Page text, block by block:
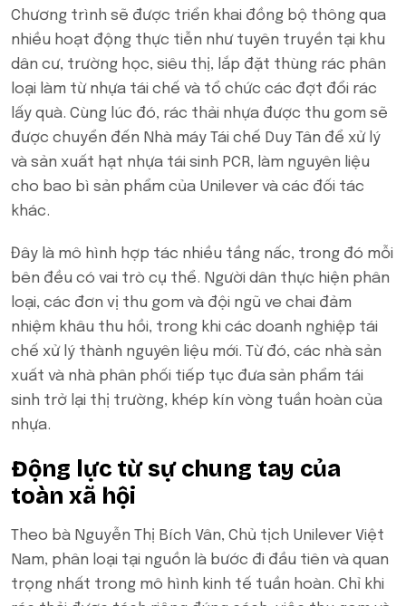
Chương trình sẽ được triển khai đồng bộ thông qua
nhiều hoạt động thực tiễn như tuyên truyền tại khu
dân cư, trường học, siêu thị, lắp đặt thùng rác phân
loại làm từ nhựa tái chế và tổ chức các đợt đổi rác
lấy quà. Cùng lúc đó, rác thải nhựa được thu gom sẽ
được chuyển đến Nhà máy Tái chế Duy Tân để xử lý
và sản xuất hạt nhựa tái sinh PCR, làm nguyên liệu
cho bao bì sản phẩm của Unilever và các đối tác
khác.
Đây là mô hình hợp tác nhiều tầng nấc, trong đó mỗi
bên đều có vai trò cụ thể. Người dân thực hiện phân
loại, các đơn vị thu gom và đội ngũ ve chai đảm
nhiệm khâu thu hồi, trong khi các doanh nghiệp tái
chế xử lý thành nguyên liệu mới. Từ đó, các nhà sản
xuất và nhà phân phối tiếp tục đưa sản phẩm tái
sinh trở lại thị trường, khép kín vòng tuần hoàn của
nhựa.
Động lực từ sự chung tay của
toàn xã hội
Theo bà Nguyễn Thị Bích Vân, Chủ tịch Unilever Việt
Nam, phân loại tại nguồn là bước đi đầu tiên và quan
trọng nhất trong mô hình kinh tế tuần hoàn. Chỉ khi